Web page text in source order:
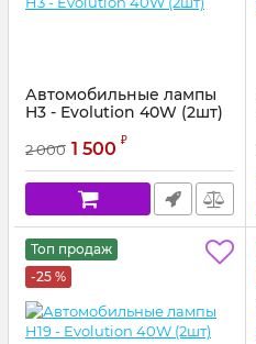
Автомобильные лампы
H3 - Evolution 40W (2шт)
2 000 1 500 ₽
Топ продаж
-25 %